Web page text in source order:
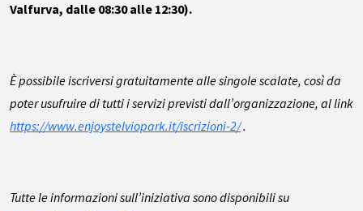
Valfurva, dalle 08:30 alle 12:30).
È possibile iscriversi gratuitamente alle singole scalate, così da
poter usufruire di tutti i servizi previsti dall’organizzazione, al link
https://www.enjoystelviopark.it/iscrizioni-2/.
Tutte le informazioni sull’iniziativa sono disponibili su